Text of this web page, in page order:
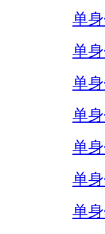
单
单
单
单
单
单
单